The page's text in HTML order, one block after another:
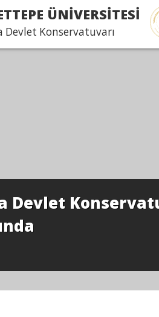
ÜNİVERSİTESİ
Devlet Konservatuvarı
Beytepe'ye...